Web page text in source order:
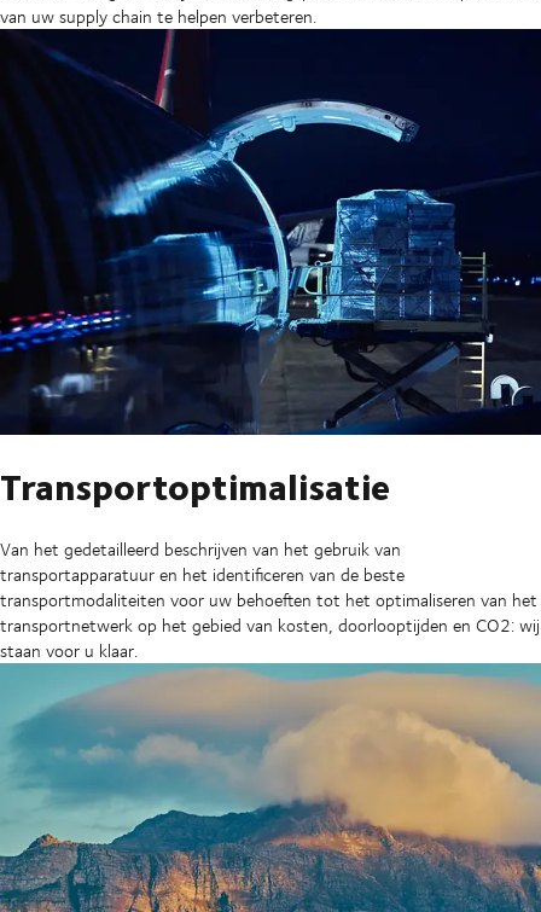
van uw supply chain te helpen verbeteren.
Transportoptimalisatie
Van het gedetailleerd beschrijven van het gebruik van
transportapparatuur en het identificeren van de beste
transportmodaliteiten voor uw behoeften tot het optimaliseren van het
transportnetwerk op het gebied van kosten, doorlooptijden en CO2: wij
staan voor u klaar.